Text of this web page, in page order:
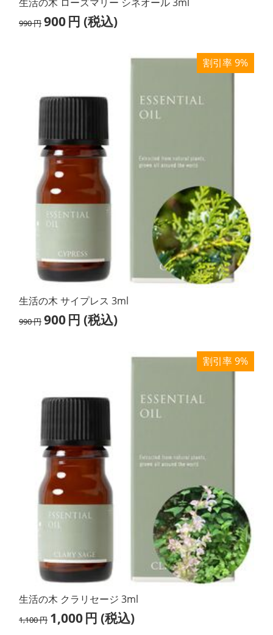
990円 900円 (税込)
割引率 9%
生活の木 サイプレス 3ml
990円 900円 (税込)
割引率 9%
生活の木 クラリセージ 3ml
1,100円 1,000円 (税込)